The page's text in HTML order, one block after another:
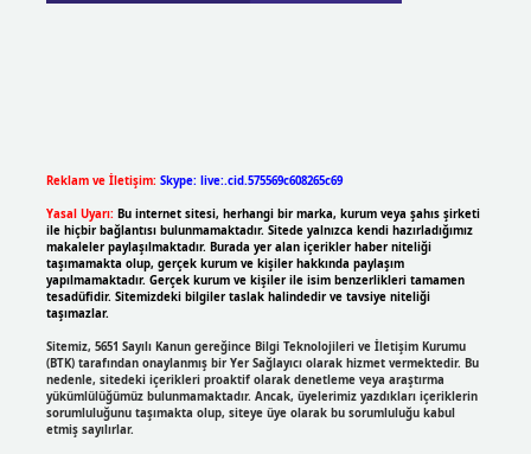
Reklam ve İletişim: Skype: live:.cid.575569c608265c69
Yasal Uyarı: Bu internet sitesi, herhangi bir marka, kurum veya şahıs şirketi
ile hiçbir bağlantısı bulunmamaktadır. Sitede yalnızca kendi hazırladığımız
makaleler paylaşılmaktadır. Burada yer alan içerikler haber niteliği
taşımamakta olup, gerçek kurum ve kişiler hakkında paylaşım
yapılmamaktadır. Gerçek kurum ve kişiler ile isim benzerlikleri tamamen
tesadüfidir. Sitemizdeki bilgiler taslak halindedir ve tavsiye niteliği
taşımazlar.
Sitemiz, 5651 Sayılı Kanun gereğince Bilgi Teknolojileri ve İletişim Kurumu
(BTK) tarafından onaylanmış bir Yer Sağlayıcı olarak hizmet vermektedir. Bu
nedenle, sitedeki içerikleri proaktif olarak denetleme veya araştırma
yükümlülüğümüz bulunmamaktadır. Ancak, üyelerimiz yazdıkları içeriklerin
sorumluluğunu taşımakta olup, siteye üye olarak bu sorumluluğu kabul
etmiş sayılırlar.